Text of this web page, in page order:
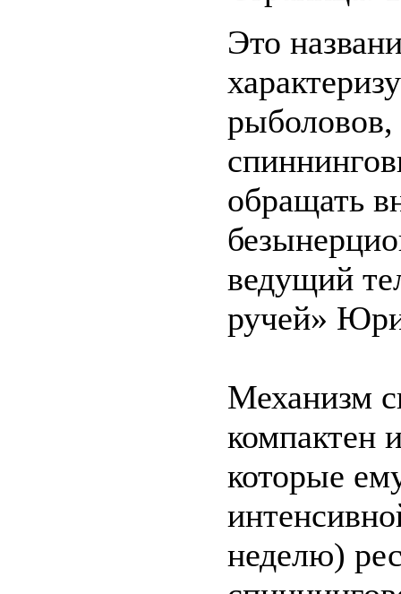
Это
обращать
ведущий
ручей»
Механизм
компактен
которые
неделю)